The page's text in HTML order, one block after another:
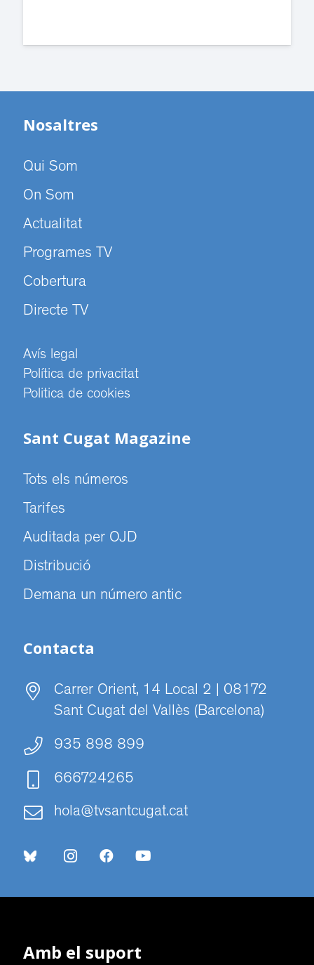
Nosaltres
Qui Som
On Som
Actualitat
Programes TV
Cobertura
Directe TV
Avís legal
Política de privacitat
Politica de cookies
Sant Cugat Magazine
Tots els números
Tarifes
Auditada per OJD
Distribució
Demana un número antic
Contacta
Carrer Orient, 14 Local 2 | 08172
Sant Cugat del Vallès (Barcelona)
935 898 899
666724265
hola@tvsantcugat.cat
Amb el suport